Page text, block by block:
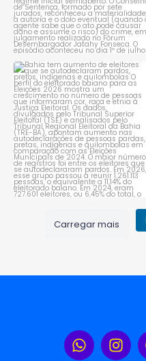
Bahia tem aumento de eleitores
que se autodeclaram...
1 0
Carregar mais